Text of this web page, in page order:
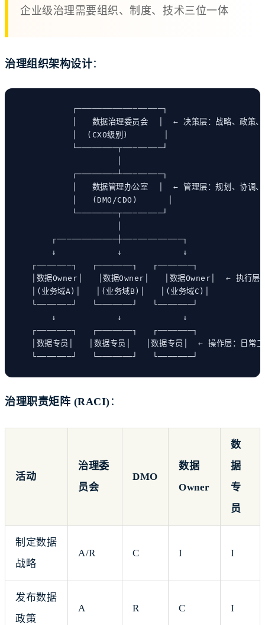
企业级治理需要组织、制度、技术三位一体
治理组织架构设计：
┌─────────────────┐
│   数据治理委员会  │  ← 决策层：战略、政策、
│  (CXO级别)       │
└────────┬────────┘
┌────────┴────────┐
│   数据管理办公室  │  ← 管理层：规划、协调、
│   (DMO/CDO)      │
└────────┬────────┘
┌────────────┼────────────┐
↓            ↓            ↓
┌───────┐   ┌───────┐   ┌───────┐
│数据Owner│   │数据Owner│   │数据Owner│  ← 执行层
│(业务域A)│   │(业务域B)│   │(业务域C)│
└───────┘   └───────┘   └───────┘
↓            ↓            ↓
┌───────┐   ┌───────┐   ┌───────┐
│数据专员│   │数据专员│   │数据专员│  ← 操作层：日常工
└───────┘   └───────┘   └───────┘
治理职责矩阵 (RACI) ：
活动
治理委
员会
DMO
数据
Owner
数
据
专
员
制定数据
战略
A/R C I I
发布数据
政策
A R C I